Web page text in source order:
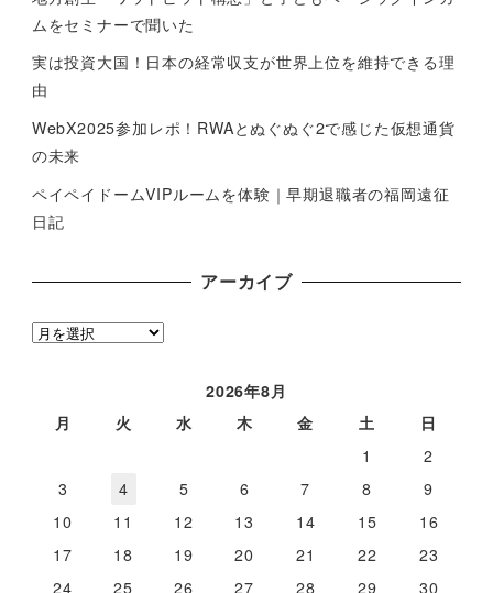
ムをセミナーで聞いた
実は投資大国！日本の経常収支が世界上位を維持できる理
由
WebX2025参加レポ！RWAとぬぐぬぐ2で感じた仮想通貨
の未来
ペイペイドームVIPルームを体験｜早期退職者の福岡遠征
日記
アーカイブ
ア
2026年8月
月
火 水 木 金 土
日
1
2
3
4 5 6 7 8
9
10
11 12 13 14 15
16
17
18 19 20 21 22
23
24
25 26 27 28 29 30